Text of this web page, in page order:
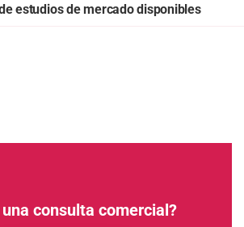
estudios de mercado disponibles
consulta comercial?